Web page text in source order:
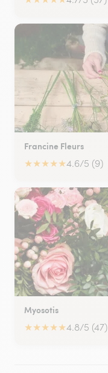
Francine Fleurs
★★★★★4.6/5 (9)
Myosotis
★★★★★4.8/5 (47)